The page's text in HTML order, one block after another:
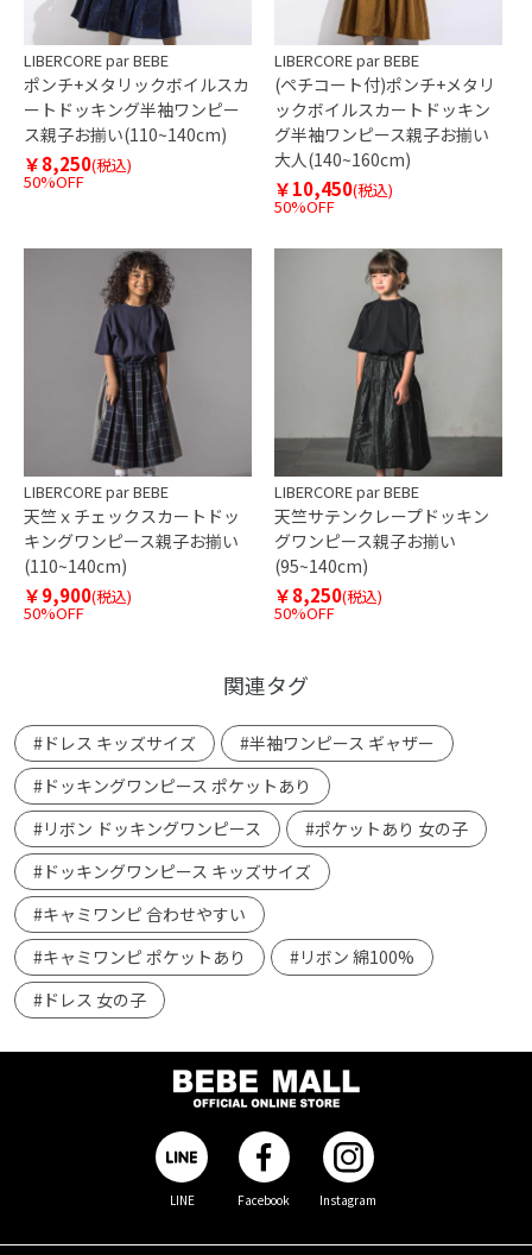
LIBERCORE par BEBE
ポンチ+メタリックボイルスカ
ートドッキング半袖ワンピー
ス親子お揃い(110~140cm)
￥8,250(税込)
50%OFF
LIBERCORE par BEBE
(ペチコート付)ポンチ+メタリ
ックボイルスカートドッキン
グ半袖ワンピース親子お揃い
大人(140~160cm)
￥10,450(税込)
50%OFF
LIBERCORE par BEBE
天竺ｘチェックスカートドッ
キングワンピース親子お揃い
(110~140cm)
￥9,900(税込)
50%OFF
LIBERCORE par BEBE
天竺サテンクレープドッキン
グワンピース親子お揃い
(95~140cm)
￥8,250(税込)
50%OFF
関連タグ
#ドレス キッズサイズ
#半袖ワンピース ギャザー
#ドッキングワンピース ポケットあり
#リボン ドッキングワンピース
#ポケットあり 女の子
#ドッキングワンピース キッズサイズ
#キャミワンピ 合わせやすい
#キャミワンピ ポケットあり
#リボン 綿100%
#ドレス 女の子
LINE Facebook Instagram